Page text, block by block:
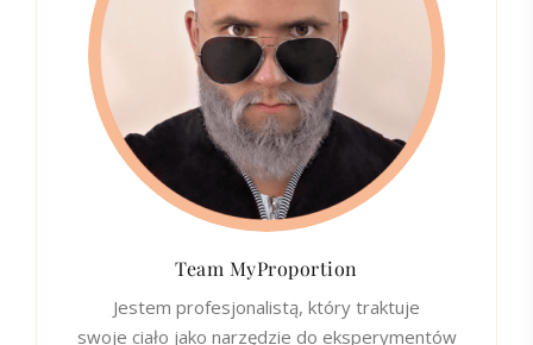
Team MyProportion
Jestem profesjonalistą, który traktuje
swoje ciało jako narzędzie do eksperymentów